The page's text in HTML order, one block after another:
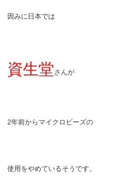
因みに日本では
資生堂さんが
2年前からマイクロビーズの
使用をやめているそうです。